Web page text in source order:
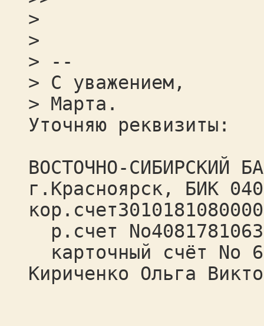
>
>
> --
> С уважением,
> Марта.
Уточняю реквизиты:
ВОСТОЧНО-СИБИРСКИЙ
г.Красноярск, БИК
р.счет
карточный счёт No
Кириченко Ольга